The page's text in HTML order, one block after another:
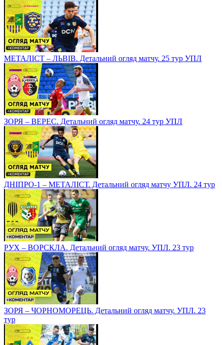
МЕТАЛІСТ – ЛЬВІВ. Детальний огляд матчу. 25 тур УПЛ
ЗОРЯ – ВЕРЕС. Детальний огляд матчу. 24 тур УПЛ
ДНІПРО-1 – МЕТАЛІСТ. Детальний огляд матчу УПЛ. 24 тур
РУХ – ВОРСКЛА. Детальний огляд матчу. УПЛ. 23 тур
ЗОРЯ – ЧОРНОМОРЕЦЬ. Детальний огляд матчу. УПЛ. 23
тур